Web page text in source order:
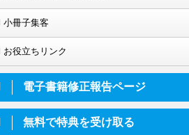
小冊子集客
お役立ちリンク
電子書籍修正報告ページ
無料で特典を受け取る